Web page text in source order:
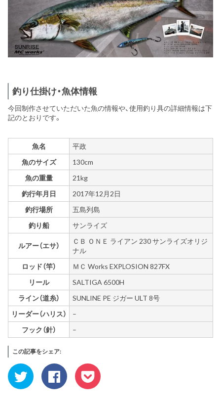
釣り仕掛け・魚体情報
今回制作させていただいた魚の情報や、使用釣り具の詳細情報は下
記のとおりです。
魚名
平政
魚のサイズ
130cm
魚の重量
21kg
釣行年月日
2017年12月2日
釣行場所
五島列島
釣り船
サンライズ
ルアー（エサ）
ＣＢ ＯＮＥ ライアン 230 サンライズオリジ
ナル
ロッド（竿）
ＭＣ Works EXPLOSION 827FX
リール
SALTIGA 6500H
ライン（道糸）
SUNLINE PE ジガー ULT 8号
リーダー（ハリス）
–
フック（針）
–
この記事をシェア:
ク
リ
ッ
ク
Facebook
で
共
有
ク
リ
ッ
ク